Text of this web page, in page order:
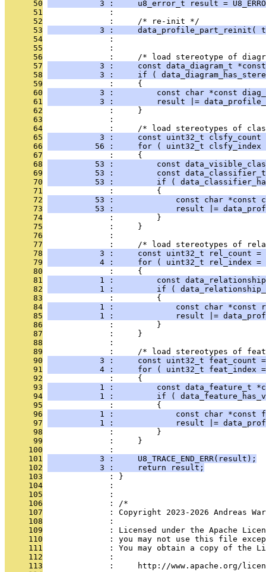
      50
3 :     u8_error_t result =
      51
              :
      52
              :     /* re-init */
      53
3 :     data_profile_part_reinit(
      54
              :
      55
              :
      56
:     /* load stereotype of
      57
3 :     const data_diagram_t
      58
3 :     if (
      59
              :     {
      60
3 :         const char *const
      61
3 :         result |=
      62
              :     }
      63
              :
      64
:     /* load stereotypes of
      65
3 :     const uint32_t
      66
56 :     for ( uint32_t
      67
              :     {
      68
53 :         const
      69
53 :         const
      70
53 :         if (
      71
              :         {
      72
53 :             const char *const
      73
53 :             result |=
      74
              :         }
      75
              :     }
      76
              :
      77
:     /* load stereotypes of
      78
3 :     const uint32_t rel_count
      79
4 :     for ( uint32_t rel_index
      80
              :     {
      81
1 :         const
      82
1 :         if (
      83
              :         {
      84
1 :             const char *const
      85
1 :             result |=
      86
              :         }
      87
              :     }
      88
              :
      89
:     /* load stereotypes of
      90
3 :     const uint32_t feat_count
      91
4 :     for ( uint32_t feat_index
      92
              :     {
      93
1 :         const data_feature_t
      94
1 :         if (
      95
              :         {
      96
1 :             const char *const
      97
1 :             result |=
      98
              :         }
      99
              :     }
     100
              :
     101
           3 :     U8_TRACE_END_ERR(result);
     102
           3 :     return result;
     103
              : }
     104
              :
     105
              :
     106
              : /*
     107
: Copyright 2023-2026 Andreas
     108
              :
     109
: Licensed under the Apache
     110
: you may not use this file
     111
: You may obtain a copy of the
     112
              :
     113
:     http://www.apache.org/